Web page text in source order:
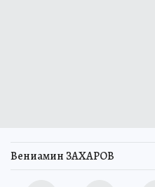
Вениамин ЗАХАРОВ